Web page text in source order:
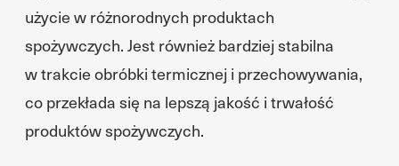
użycie w różnorodnych produktach
spożywczych. Jest również bardziej stabilna
w trakcie obróbki termicznej i przechowywania,
co przekłada się na lepszą jakość i trwałość
produktów spożywczych.